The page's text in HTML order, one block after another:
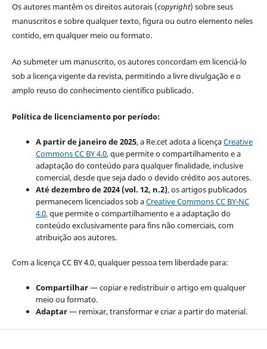
Os autores mantêm os direitos autorais (copyright) sobre seus
manuscritos e sobre qualquer texto, figura ou outro elemento neles
contido, em qualquer meio ou formato.
Ao submeter um manuscrito, os autores concordam em licenciá-lo
sob a licença vigente da revista, permitindo a livre divulgação e o
amplo reuso do conhecimento científico publicado.
Política de licenciamento por período:
A partir de janeiro de 2025, a Re.cet adota a licençaCreative
Commons CC BY 4.0, que permite o compartilhamento e a
adaptação do conteúdo para qualquer finalidade, inclusive
comercial, desde que seja dado o devido crédito aos autores.
Até dezembro de 2024 (vol. 12, n.2), os artigos publicados
permanecem licenciados sob aCreative Commons CC BY-NC
4.0, que permite o compartilhamento e a adaptação do
conteúdo exclusivamente para fins não comerciais, com
atribuição aos autores.
Com a licença CC BY 4.0, qualquer pessoa tem liberdade para:
Compartilhar— copiar e redistribuir o artigo em qualquer
meio ou formato.
Adaptar— remixar, transformar e criar a partir do material.